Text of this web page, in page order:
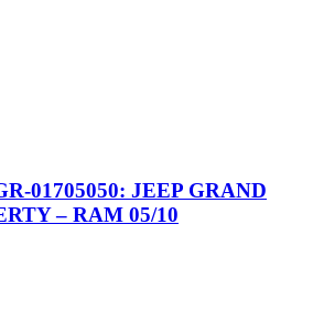
01705050: JEEP GRAND
– RAM 05/10